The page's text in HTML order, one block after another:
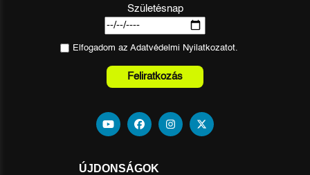
Születésnap
Elfogadom az Adatvédelmi Nyilatkozatot.
Feliratkozás
ÚJDONSÁGOK